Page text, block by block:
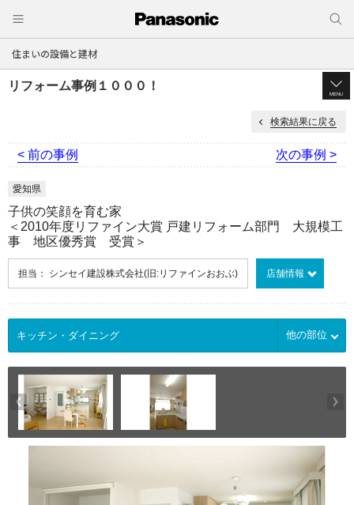
住まいの設備と建材
リフォーム事例１０００！
MENU
検索結果に戻る
< 前の事例 次の事例 >
愛知県
子供の笑顔を育む家
＜2010年度リファイン大賞 戸建リフォーム部門 大規模工
事 地区優秀賞 受賞＞
担当： シンセイ建設株式会社(旧:リファインおおぶ) 店舗情報
他の部位